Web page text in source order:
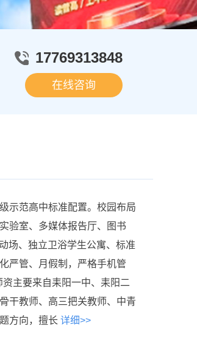
17769313848
在线咨询
范高中标准配置。校园布局
验室、多媒体报告厅、图书
场、独立卫浴学生公寓、标准
严管、月假制，严格手机管
主要来自耒阳一中、耒阳二
干教师、高三把关教师、中青
方向，擅长 详细>>